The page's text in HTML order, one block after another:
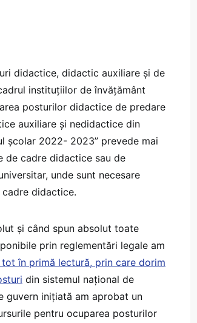
didactice, didactic auxiliare şi de
instituţiilor de învăţământ
posturilor didactice de predare
auxiliare şi nedidactice din
şcolar 2022- 2023” prevede mai
de cadre didactice sau de
unde sunt necesare
didactice.
și când spun absolut toate
prin reglementări legale am
în primă lectură, prin care dorim
din sistemul național de
guvern inițiată am aprobat un
pentru ocuparea posturilor